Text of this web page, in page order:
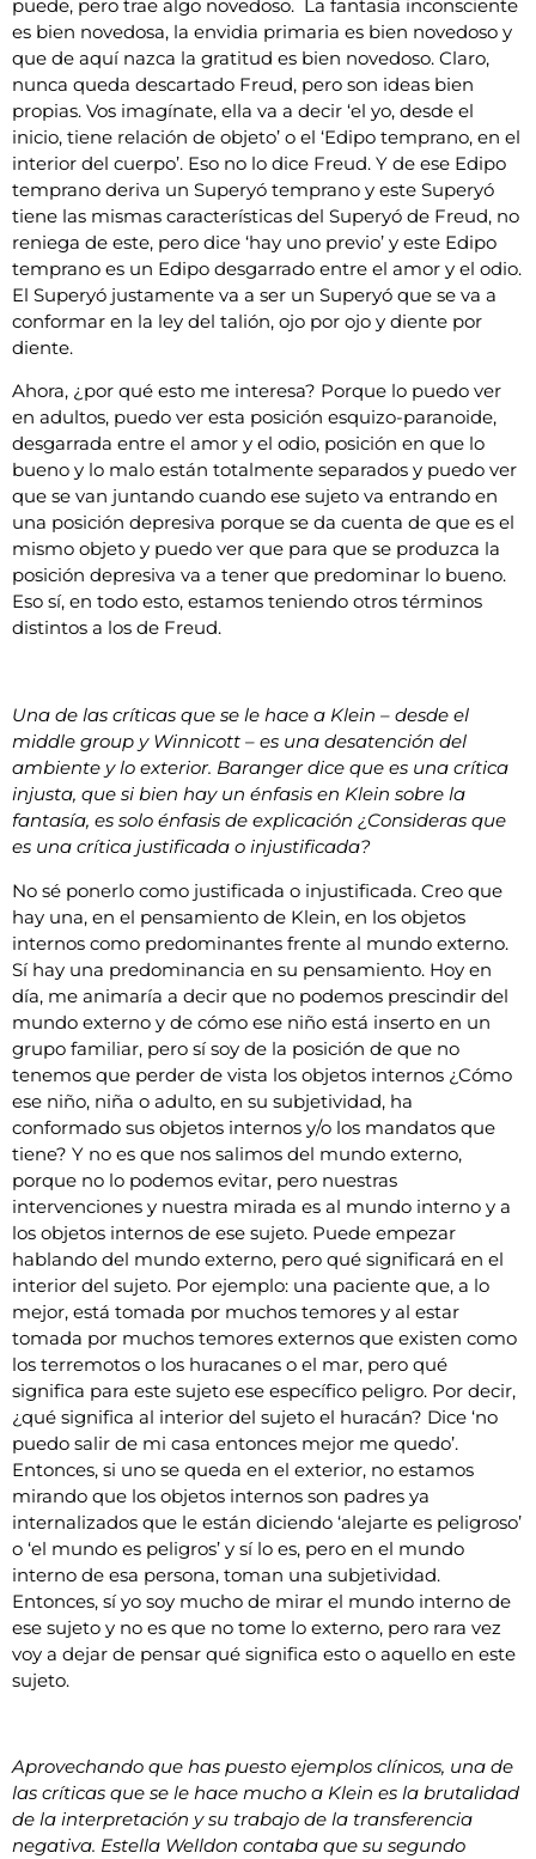
puede, pero trae algo novedoso. La fantasía inconsciente
es bien novedosa, la envidia primaria es bien novedoso y
que de aquí nazca la gratitud es bien novedoso. Claro,
nunca queda descartado Freud, pero son ideas bien
propias. Vos imagínate, ella va a decir ‘el yo, desde el
inicio, tiene relación de objeto’ o el ‘Edipo temprano, en el
interior del cuerpo’. Eso no lo dice Freud. Y de ese Edipo
temprano deriva un Superyó temprano y este Superyó
tiene las mismas características del Superyó de Freud, no
reniega de este, pero dice ‘hay uno previo’ y este Edipo
temprano es un Edipo desgarrado entre el amor y el odio.
El Superyó justamente va a ser un Superyó que se va a
conformar en la ley del talión, ojo por ojo y diente por
diente.
Ahora, ¿por qué esto me interesa? Porque lo puedo ver
en adultos, puedo ver esta posición esquizo-paranoide,
desgarrada entre el amor y el odio, posición en que lo
bueno y lo malo están totalmente separados y puedo ver
que se van juntando cuando ese sujeto va entrando en
una posición depresiva porque se da cuenta de que es el
mismo objeto y puedo ver que para que se produzca la
posición depresiva va a tener que predominar lo bueno.
Eso sí, en todo esto, estamos teniendo otros términos
distintos a los de Freud.
Una de las críticas que se le hace a Klein – desde el
middle group y Winnicott – es una desatención del
ambiente y lo exterior. Baranger dice que es una crítica
injusta, que si bien hay un énfasis en Klein sobre la
fantasía, es solo énfasis de explicación ¿Consideras que
es una crítica justificada o injustificada?
No sé ponerlo como justificada o injustificada. Creo que
hay una, en el pensamiento de Klein, en los objetos
internos como predominantes frente al mundo externo.
Sí hay una predominancia en su pensamiento. Hoy en
día, me animaría a decir que no podemos prescindir del
mundo externo y de cómo ese niño está inserto en un
grupo familiar, pero sí soy de la posición de que no
tenemos que perder de vista los objetos internos ¿Cómo
ese niño, niña o adulto, en su subjetividad, ha
conformado sus objetos internos y/o los mandatos que
tiene? Y no es que nos salimos del mundo externo,
porque no lo podemos evitar, pero nuestras
intervenciones y nuestra mirada es al mundo interno y a
los objetos internos de ese sujeto. Puede empezar
hablando del mundo externo, pero qué significará en el
interior del sujeto. Por ejemplo: una paciente que, a lo
mejor, está tomada por muchos temores y al estar
tomada por muchos temores externos que existen como
los terremotos o los huracanes o el mar, pero qué
significa para este sujeto ese específico peligro. Por decir,
¿qué significa al interior del sujeto el huracán? Dice ‘no
puedo salir de mi casa entonces mejor me quedo’.
Entonces, si uno se queda en el exterior, no estamos
mirando que los objetos internos son padres ya
internalizados que le están diciendo ‘alejarte es peligroso’
o ‘el mundo es peligros’ y sí lo es, pero en el mundo
interno de esa persona, toman una subjetividad.
Entonces, sí yo soy mucho de mirar el mundo interno de
ese sujeto y no es que no tome lo externo, pero rara vez
voy a dejar de pensar qué significa esto o aquello en este
sujeto.
Aprovechando que has puesto ejemplos clínicos, una de
las críticas que se le hace mucho a Klein es la brutalidad
de la interpretación y su trabajo de la transferencia
negativa. Estella Welldon contaba que su segundo